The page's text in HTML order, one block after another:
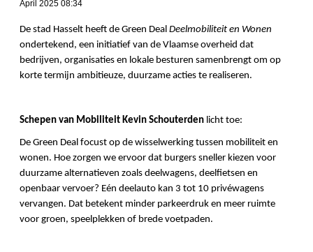
April 2025 08:34
De stad Hasselt heeft de Green Deal Deelmobiliteit en Wonen
ondertekend, een initiatief van de Vlaamse overheid dat
bedrijven, organisaties en lokale besturen samenbrengt om op
korte termijn ambitieuze, duurzame acties te realiseren.
Schepen van Mobiliteit Kevin Schouterden licht toe:
De Green Deal focust op de wisselwerking tussen mobiliteit en
wonen. Hoe zorgen we ervoor dat burgers sneller kiezen voor
duurzame alternatieven zoals deelwagens, deelfietsen en
openbaar vervoer? Eén deelauto kan 3 tot 10 privéwagens
vervangen. Dat betekent minder parkeerdruk en meer ruimte
voor groen, speelplekken of brede voetpaden.